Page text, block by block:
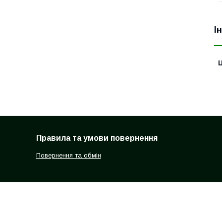
Правила та умови повернення
Повернення та обмін